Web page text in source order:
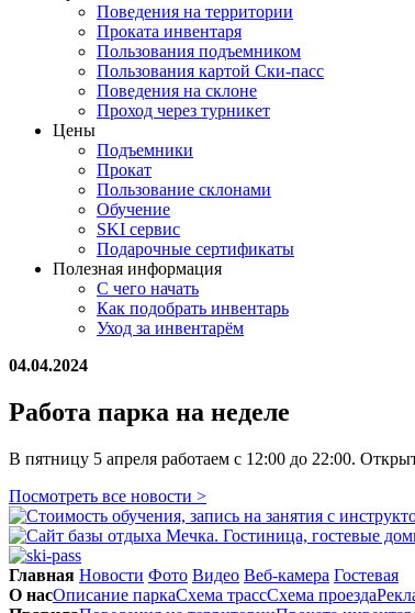
Поведения на территории
Проката инвентаря
Пользования подъемником
Пользования картой Ски-пасс
Поведения на склоне
Проход через турникет
Цены
Подъемники
Прокат
Пользование склонами
Обучение
SKI сервис
Подарочные сертификаты
Полезная информация
С чего начать
Как подобрать инвентарь
Уход за инвентарём
04.04.2024
Работа парка на неделе
В пятницу 5 апреля работаем с 12:00 до 22:00.
Посмотреть все новости >
Главная Новости Фото Видео Веб-камера Гостевая
О насОписание паркаСхема трассСхема проезда